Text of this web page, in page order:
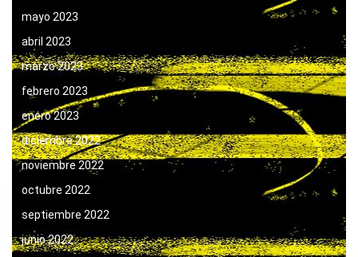
mayo 2023
abril 2023
marzo 2023
febrero 2023
enero 2023
diciembre 2022
noviembre 2022
octubre 2022
septiembre 2022
junio 2022